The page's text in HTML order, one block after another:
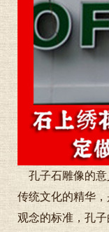
孔子石雕像的意
传统文化的精华
观念的标准，孔